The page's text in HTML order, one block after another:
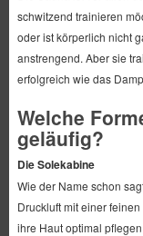
schwitzend trainieren
oder ist körperlich nicht
anstrengend. Aber sie
erfolgreich wie das
Welche
geläufig?
Die Solekabine
Wie der Name schon
Druckluft mit einer
ihre Haut optimal